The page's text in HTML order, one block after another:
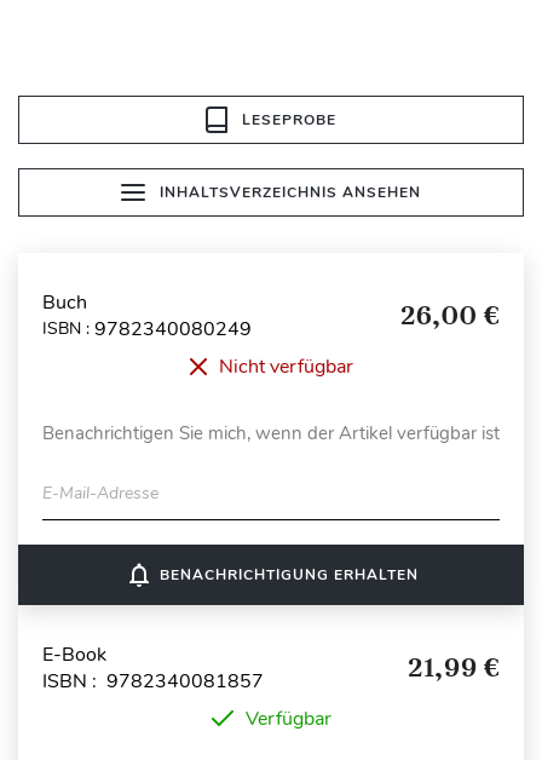
LESEPROBE
INHALTSVERZEICHNIS ANSEHEN
Buch
ISBN : 9782340080249 26,00 €
Nicht verfügbar
Benachrichtigen Sie mich, wenn der Artikel verfügbar ist
E-Mail-Adresse
notifications_none BENACHRICHTIGUNG ERHALTEN
E-Book
ISBN : 9782340081857
21,99 €
Verfügbar